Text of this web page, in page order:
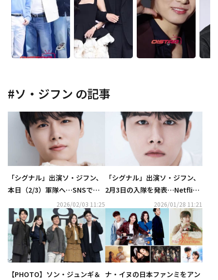
#ソ・ジフン の記事
「シグナル」出演ソ・ジフン、
本日（2/3）軍隊へ…SNSでフ
ァンに挨拶“体に気をつけて行
ってきます”
2026/02/03 11:25
「シグナル」出演ソ・ジフン、
2月3日の入隊を発表…Netflix
「今、私たちの学校は…」シー
ズン2の撮影完了
2026/01/28 11:21
【PHOTO】ソン・ジュンギ＆ ナ・イヌの日本ファンミをアン